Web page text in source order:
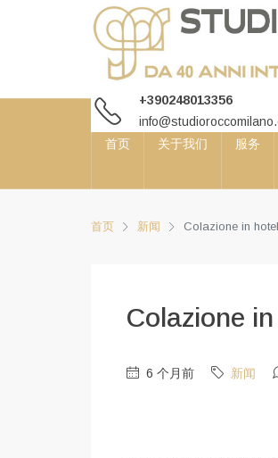
+390248013356
首页
关于我们 服务
首页 新闻 Colazione in
Colazione
6 个月前 新闻